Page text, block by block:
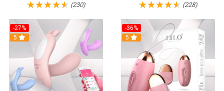
(230) (228)
-27%
5
-36%
5